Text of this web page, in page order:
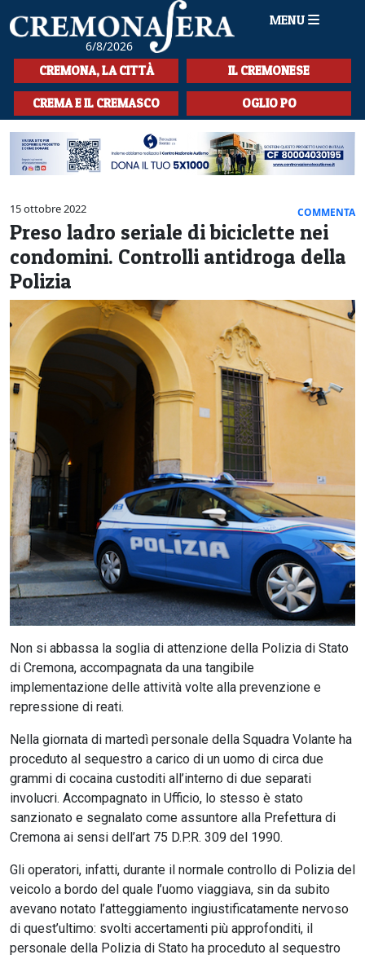
6/8/2026
MENU
HOME
CRONACA
SPORT
LA MUSICA
CULTURA
LA STORIA
SPETTACOLI
L'EDITORIALE
SEZIONI
CERCA
CREMONA, LA CITTÀ IL CREMONESE
CREMA E IL CREMASCO OGLIO PO
15 ottobre 2022 COMMENTA
Preso ladro seriale di biciclette nei
condomini. Controlli antidroga della
Polizia
Non si abbassa la soglia di attenzione della Polizia di Stato
di Cremona, accompagnata da una tangibile
implementazione delle attività volte alla prevenzione e
repressione di reati.
Nella giornata di martedì personale della Squadra Volante ha
proceduto al sequestro a carico di un uomo di circa due
grammi di cocaina custoditi all’interno di due separati
involucri. Accompagnato in Ufficio, lo stesso è stato
sanzionato e segnalato come assuntore alla Prefettura di
Cremona ai sensi dell’art 75 D.P.R. 309 del 1990.
Gli operatori, infatti, durante il normale controllo di Polizia del
veicolo a bordo del quale l’uomo viaggiava, sin da subito
avevano notato l’atteggiamento ingiustificatamente nervoso
di quest’ultimo: svolti accertamenti più approfonditi, il
personale della Polizia di Stato ha proceduto al sequestro